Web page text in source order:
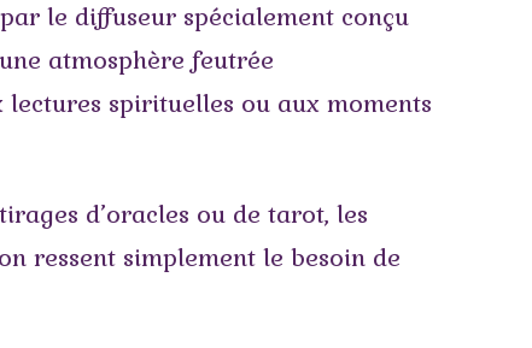
le diffuseur spécialement conçu
atmosphère feutrée
spirituelles ou aux moments
d’oracles ou de tarot, les
ressent simplement le besoin de